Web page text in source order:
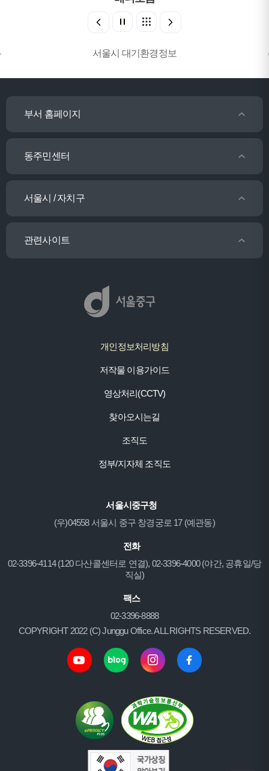
서울시 대기환경정보
부서 홈페이지
동주민센터
서울시 / 자치구
관련사이트
개인정보처리방침
저작물 이용가이드
영상처리(CCTV)
찾아오시는길
조직도
정부/지자체 조직도
서울시중구청
(우)04558 서울시 중구 창경궁로 17 (예관동)
전화
02-3396-4114 (120 다산콜센터로 연결), 02-3396-4000 (야간, 공휴일/당
직실)
팩스
02-3396-8888
COPYRIGHT 2022 (C) Junggu Office. ALL RIGHTS RESERVED.